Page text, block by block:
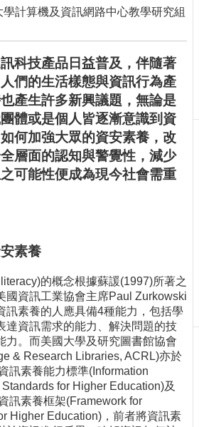
計算機及資訊網路中心教學研究組
科技產品日益普及，伴隨著
們的生活樣態與資訊行為產
產生許多新興議題，無論是
體或是個人皆逐漸意識到資
何加強大眾的資安素養，改
層面的認知與警覺性，減少
可能性便成為現今社會需重
素養
的概念根據蘇諼(1997)所著之
國資訊工業協會主席Paul Zurkowski
訊素養的人應具備4種能力，包括學
達資訊需求的能力、解決問題的技
力。而美國大學及研究圖書館協會
& Research Libraries, ACRL)亦於
訊素養能力標準(Information
for Higher Education)及
訊素養框架(Framework for
Higher Education)，前者將資訊素